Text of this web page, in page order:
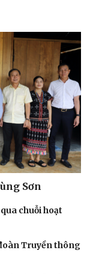
Sơn
chuỗi hoạt
Truyền thông